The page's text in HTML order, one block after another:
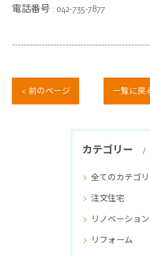
電話番号 : 042-735-7877
< 前のページ 一覧に戻
カテゴリー
全てのカテゴ
注文住宅
リノベーション
リフォーム